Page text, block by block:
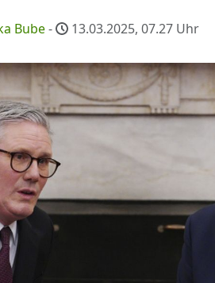
Bube- 13.03.2025, 07.27 Uhr